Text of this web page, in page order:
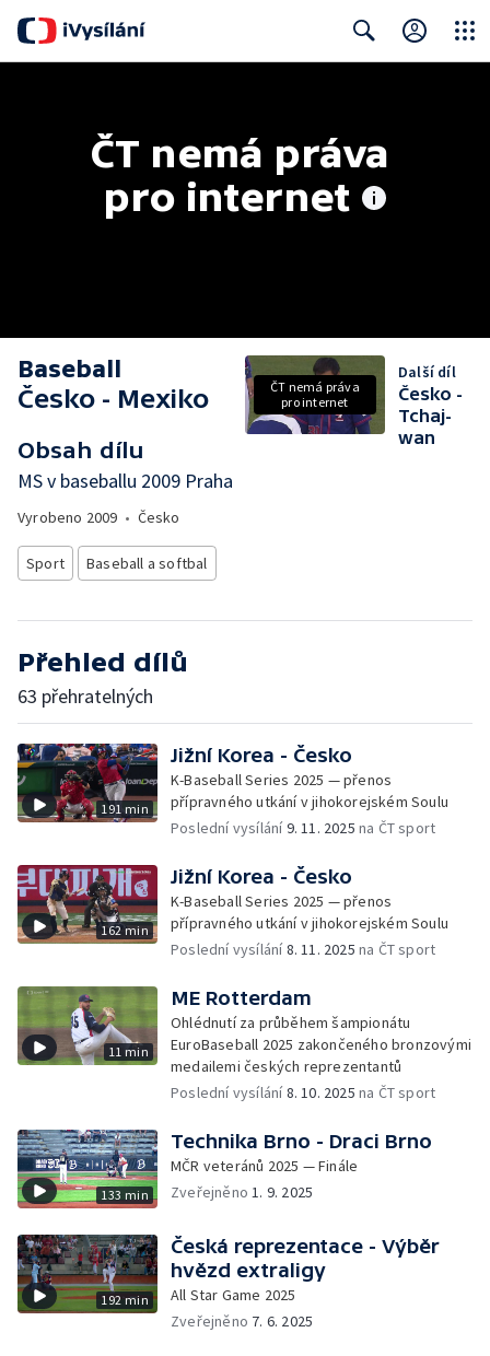
ČT nemá práva
pro internet
Baseball
Česko - Mexiko
Obsah dílu
MS v baseballu 2009 Praha
Vyrobeno 2009 • Česko
Sport Baseball a softbal
ČT nemá práva
pro internet
Další díl
Česko -
Tchaj-
wan
Přehled dílů
63 přehratelných
191 min
Jižní Korea - Česko
K-Baseball Series 2025 — přenos
přípravného utkání v jihokorejském Soulu
Poslední vysílání9. 11. 2025 na ČT sport
162 min
Jižní Korea - Česko
K-Baseball Series 2025 — přenos
přípravného utkání v jihokorejském Soulu
Poslední vysílání8. 11. 2025 na ČT sport
11 min
ME Rotterdam
Ohlédnutí za průběhem šampionátu
EuroBaseball 2025 zakončeného bronzovými
medailemi českých reprezentantů
Poslední vysílání8. 10. 2025 na ČT sport
133 min
Technika Brno - Draci Brno
MČR veteránů 2025 — Finále
Zveřejněno1. 9. 2025
192 min
Česká reprezentace - Výběr
hvězd extraligy
All Star Game 2025
Zveřejněno 7. 6. 2025